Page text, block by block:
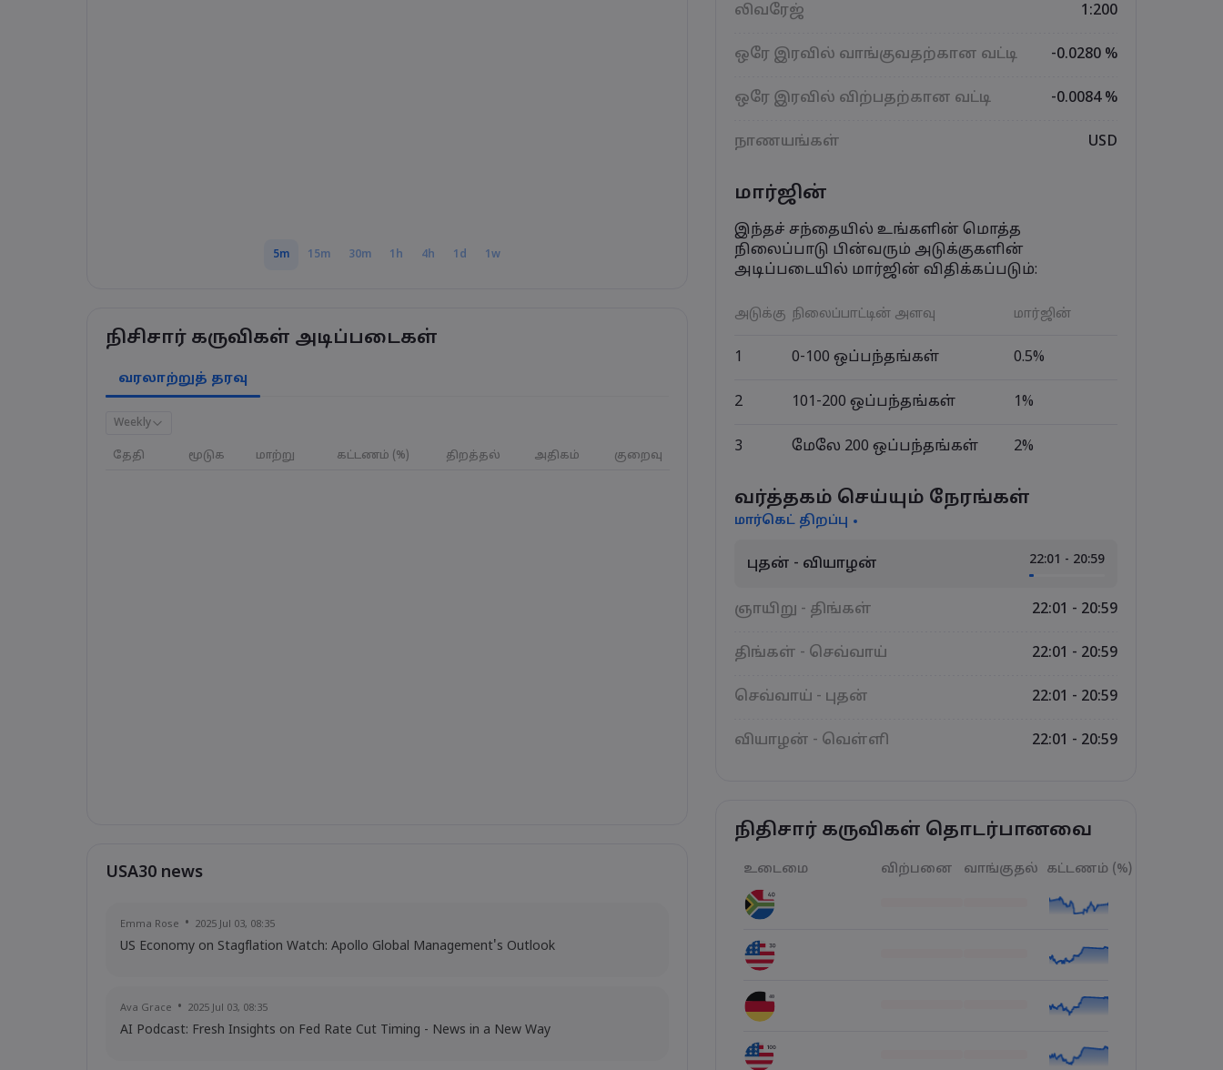
5m 15m 30m 1h 4h 1d 1w
நிசிசார் கருவிகள் அடிப்படைகள்
வரலாற்றுத் தரவு
Weekly
தேதி மூடுக மாற்று கட்டணம் (%) திறத்தல் அதிகம் குறைவு
USA30 news
Emma Rose 2025 Jul 03, 08:35
US Economy on Stagflation Watch: Apollo Global Management's Outlook
Ava Grace 2025 Jul 03, 08:35
AI Podcast: Fresh Insights on Fed Rate Cut Timing - News in a New Way
லிவரேஜ் 1:200
ஒரே இரவில் வாங்குவதற்கான வட்டி -0.0280 %
ஒரே இரவில் விற்பதற்கான வட்டி -0.0084 %
நாணயங்கள் USD
மார்ஜின்
இந்தச் சந்தையில் உங்களின் மொத்த
நிலைப்பாடு பின்வரும் அடுக்குகளின்
அடிப்படையில் மார்ஜின் விதிக்கப்படும்:
அடுக்கு நிலைப்பாட்டின் அளவு மார்ஜின்
1 0-100 ஒப்பந்தங்கள் 0.5%
2 101-200 ஒப்பந்தங்கள் 1%
3 மேலே 200 ஒப்பந்தங்கள் 2%
வர்த்தகம் செய்யும் நேரங்கள்
மார்கெட் திறப்பு
புதன் - வியாழன் 22:01 - 20:59
ஞாயிறு - திங்கள் 22:01 - 20:59
திங்கள் - செவ்வாய் 22:01 - 20:59
செவ்வாய் - புதன் 22:01 - 20:59
வியாழன் - வெள்ளி 22:01 - 20:59
நிதிசார் கருவிகள் தொடர்பானவை
உடைமை விற்பனை வாங்குதல் கட்டணம் (%)